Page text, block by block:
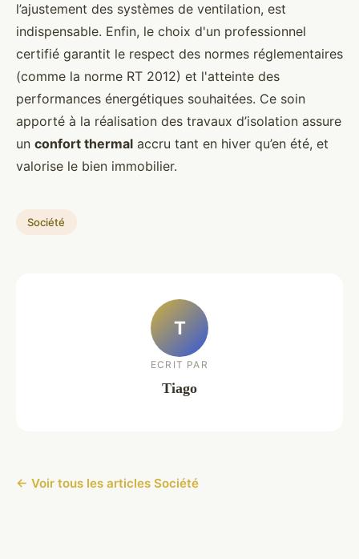
l’ajustement des systèmes de ventilation, est
indispensable. Enfin, le choix d'un professionnel
certifié garantit le respect des normes réglementaires
(comme la norme RT 2012) et l'atteinte des
performances énergétiques souhaitées. Ce soin
apporté à la réalisation des travaux d’isolation assure
un confort thermal accru tant en hiver qu’en été, et
valorise le bien immobilier.
Société
T
ECRIT PAR
Tiago
← Voir tous les articles Société